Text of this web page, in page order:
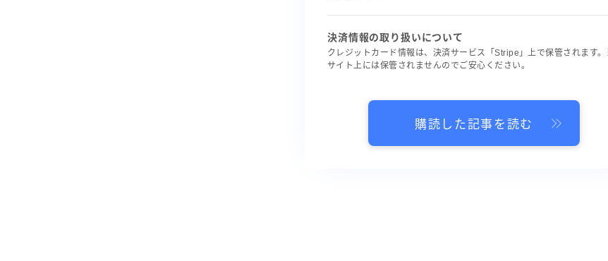
決済情報の取り扱いについて
クレジットカード情報は、決済サービス「Stripe」上で保管されます。
サイト上には保管されませんのでご安心ください。
購読した記事を読む